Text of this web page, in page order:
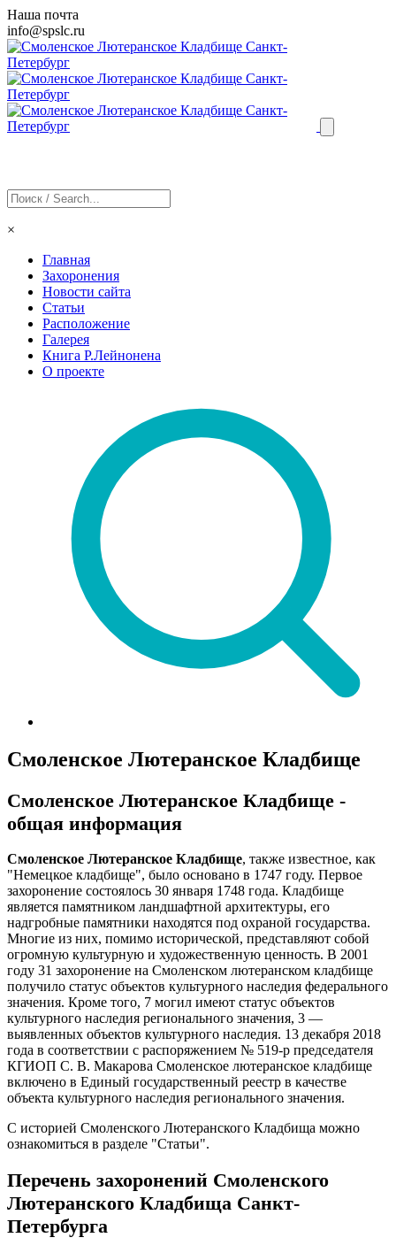
Наша почта
info@spslc.ru
×
Главная
Захоронения
Новости сайта
Статьи
Расположение
Галерея
Книга Р.Лейнонена
О проекте
Смоленское Лютеранское Кладбище
Смоленское Лютеранское Кладбище -
общая информация
Смоленское Лютеранское Кладбище, также известное, как
"Немецкое кладбище", было основано в 1747 году. Первое
захоронение состоялось 30 января 1748 года. Кладбище
является памятником ландшафтной архитектуры, его
надгробные памятники находятся под охраной государства.
Многие из них, помимо исторической, представляют собой
огромную культурную и художественную ценность. В 2001
году 31 захоронение на Смоленском лютеранском кладбище
получило статус объектов культурного наследия федерального
значения. Кроме того, 7 могил имеют статус объектов
культурного наследия регионального значения, 3 —
выявленных объектов культурного наследия. 13 декабря 2018
года в соответствии с распоряжением № 519-р председателя
КГИОП С. В. Макарова Смоленское лютеранское кладбище
включено в Единый государственный реестр в качестве
объекта культурного наследия регионального значения.
С историей Смоленского Лютеранского Кладбища можно
ознакомиться в разделе "Статьи".
Перечень захоронений Смоленского
Лютеранского Кладбища Санкт-
Петербурга